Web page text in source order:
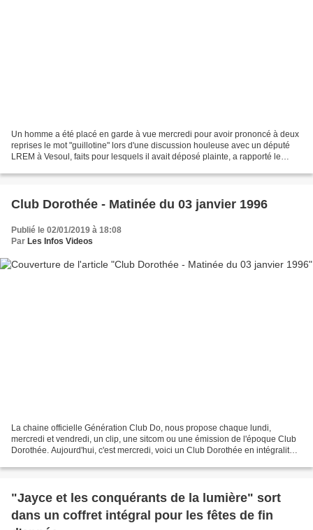
Un homme a été placé en garde à vue mercredi pour avoir prononcé à deux
reprises le mot "guillotine" lors d'une discussion houleuse avec un député
LREM à Vesoul, faits pour lesquels il avait déposé plainte, a rapporté le
Club Dorothée - Matinée du 03 janvier 1996
Publié le 02/01/2019 à 18:08
Par Les Infos Videos
La chaine officielle Génération Club Do, nous propose chaque lundi,
mercredi et vendredi, un clip, une sitcom ou une émission de l'époque Club
Dorothée. Aujourd'hui, c'est mercredi, voici un Club Dorothée en intégralité
"Jayce et les conquérants de la lumière" sort
dans un coffret intégral pour les fêtes de fin